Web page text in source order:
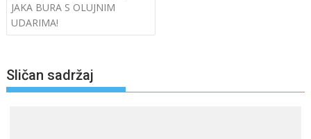
JAKA BURA S OLUJNIM
UDARIMA!
Sličan sadržaj